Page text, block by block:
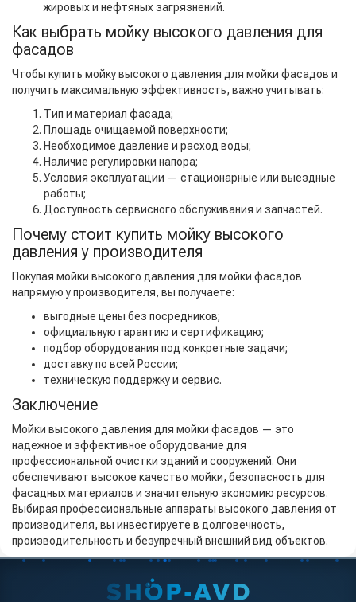
жировых и нефтяных загрязнений.
Как выбрать мойку высокого давления для
фасадов
Чтобы купить мойку высокого давления для мойки фасадов и
получить максимальную эффективность, важно учитывать:
Тип и материал фасада;
Площадь очищаемой поверхности;
Необходимое давление и расход воды;
Наличие регулировки напора;
Условия эксплуатации — стационарные или выездные
работы;
Доступность сервисного обслуживания и запчастей.
Почему стоит купить мойку высокого
давления у производителя
Покупая мойки высокого давления для мойки фасадов
напрямую у производителя, вы получаете:
выгодные цены без посредников;
официальную гарантию и сертификацию;
подбор оборудования под конкретные задачи;
доставку по всей России;
техническую поддержку и сервис.
Заключение
Мойки высокого давления для мойки фасадов — это
надежное и эффективное оборудование для
профессиональной очистки зданий и сооружений. Они
обеспечивают высокое качество мойки, безопасность для
фасадных материалов и значительную экономию ресурсов.
Выбирая профессиональные аппараты высокого давления от
производителя, вы инвестируете в долговечность,
производительность и безупречный внешний вид объектов.